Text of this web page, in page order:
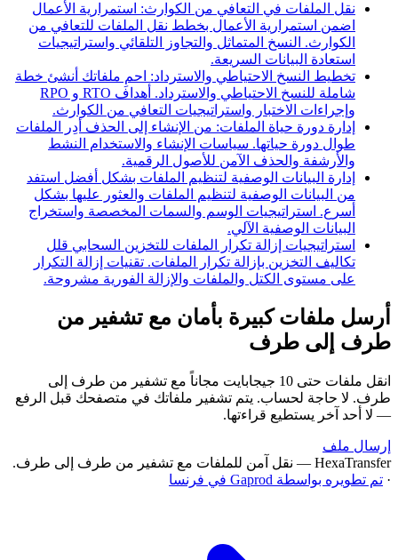
نقل الملفات في التعافي من الكوارث: استمرارية الأعمال
اضمن استمرارية الأعمال بخطط نقل الملفات للتعافي من
الكوارث. النسخ المتماثل والتجاوز التلقائي واستراتيجيات
استعادة البيانات السريعة.
تخطيط النسخ الاحتياطي والاسترداد: احمِ ملفاتك أنشئ خطة
شاملة للنسخ الاحتياطي والاسترداد. أهداف RTO و RPO
وإجراءات الاختبار واستراتيجيات التعافي من الكوارث.
إدارة دورة حياة الملفات: من الإنشاء إلى الحذف أدِر الملفات
طوال دورة حياتها. سياسات الإنشاء والاستخدام النشط
والأرشفة والحذف الآمن للأصول الرقمية.
إدارة البيانات الوصفية لتنظيم الملفات بشكل أفضل استفد
من البيانات الوصفية لتنظيم الملفات والعثور عليها بشكل
أسرع. استراتيجيات الوسم والسمات المخصصة واستخراج
البيانات الوصفية الآلي.
استراتيجيات إزالة تكرار الملفات للتخزين السحابي قلل
تكاليف التخزين بإزالة تكرار الملفات. تقنيات إزالة التكرار
على مستوى الكتل والملفات والإزالة الفورية مشروحة.
أرسل ملفات كبيرة بأمان مع تشفير من
طرف إلى طرف
انقل ملفات حتى 10 جيجابايت مجاناً مع تشفير من طرف إلى
طرف. لا حاجة لحساب. يتم تشفير ملفاتك في متصفحك قبل الرفع
— لا أحد آخر يستطيع قراءتها.
إرسال ملف
HexaTransfer — نقل آمن للملفات مع تشفير من طرف إلى طرف.
· تم تطويره بواسطة Gaprod في فرنسا